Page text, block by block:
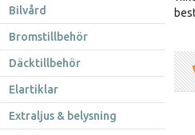
Bilvård
Bromstillbehör
Däcktillbehör
Elartiklar
Extraljus & belysning